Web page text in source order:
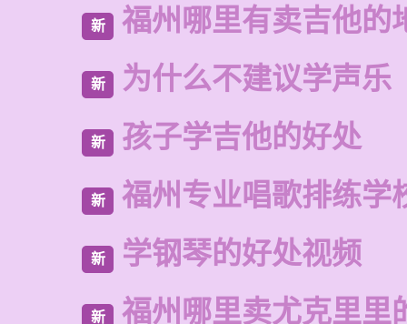
新 福州哪里有卖吉他的
新 为什么不建议学声乐
新 孩子学吉他的好处
新 福州专业唱歌排练学
新 学钢琴的好处视频
新 福州哪里卖尤克里里